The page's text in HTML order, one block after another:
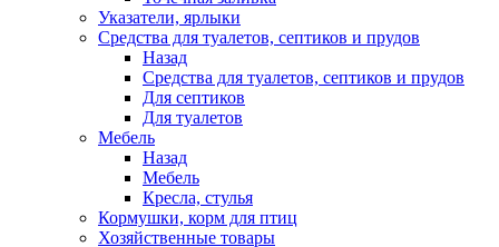
Указатели, ярлыки
Средства для туалетов, септиков и прудов
Назад
Средства для туалетов, септиков и прудов
Для септиков
Для туалетов
Мебель
Назад
Мебель
Кресла, стулья
Кормушки, корм для птиц
Хозяйственные товары